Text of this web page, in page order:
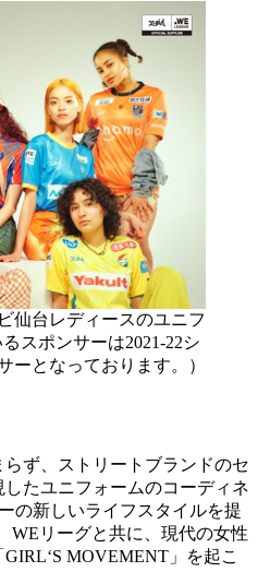
仙台レディースのユニフ
スポンサーは2021-22シ
ーとなっております。）
ず、ストリートブランドのセ
たユニフォームのコーディネ
の新しいライフスタイルを提
WEリーグと共に、現代の女性
MOVEMENT」を起こ